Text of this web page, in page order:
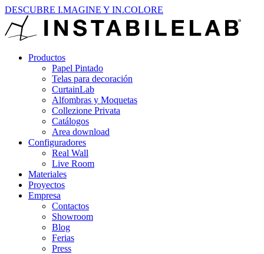
DESCUBRE I.MAGINE Y IN.COLORE
Productos
Papel Pintado
Telas para decoración
CurtainLab
Alfombras y Moquetas
Collezione Privata
Catálogos
Area download
Configuradores
Real Wall
Live Room
Materiales
Proyectos
Empresa
Contactos
Showroom
Blog
Ferias
Press